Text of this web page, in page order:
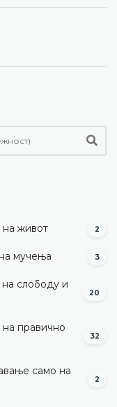
на живот 2
мучења 3
слободу и
20
правично
32
само на
2